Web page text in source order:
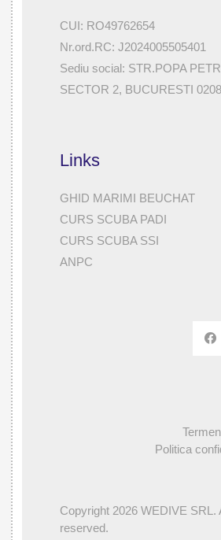
CUI: RO49762654
Nr.ord.RC: J2024005505401
Sediu social: STR.POPA
SECTOR 2, BUCURESTI
Links
GHID MARIMI BEUCHAT
CURS SCUBA PADI
CURS SCUBA SSI
ANPC
Politica
Copyright 2026 WEDIVE SRL.
reserved.